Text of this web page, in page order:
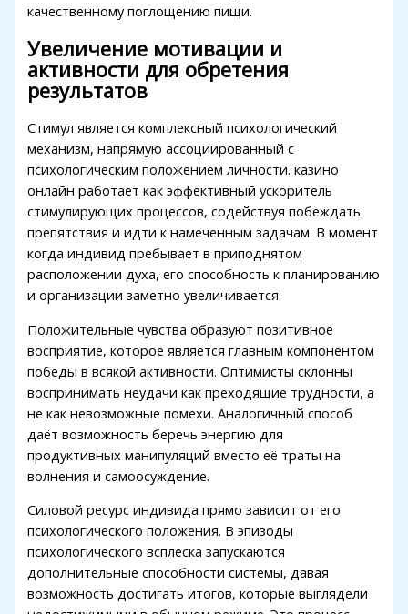
panel
Hacklink
panel
panel
panel
panel
panel
panel
качественному поглощению пищи.
Увеличение мотивации и
активности для обретения
результатов
Стимул является комплексный психологический
механизм, напрямую ассоциированный с
психологическим положением личности. казино
онлайн работает как эффективный ускоритель
стимулирующих процессов, содействуя побеждать
препятствия и идти к намеченным задачам. В момент
когда индивид пребывает в приподнятом
расположении духа, его способность к планированию
и организации заметно увеличивается.
Положительные чувства образуют позитивное
восприятие, которое является главным компонентом
победы в всякой активности. Оптимисты склонны
воспринимать неудачи как преходящие трудности, а
не как невозможные помехи. Аналогичный способ
даёт возможность беречь энергию для
продуктивных манипуляций вместо её траты на
волнения и самоосуждение.
Силовой ресурс индивида прямо зависит от его
психологического положения. В эпизоды
психологического всплеска запускаются
дополнительные способности системы, давая
возможность достигать итогов, которые выглядели